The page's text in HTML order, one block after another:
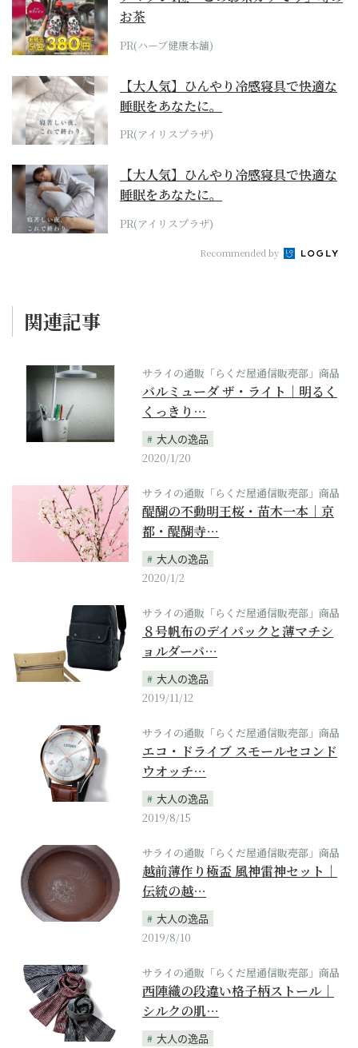
お茶
PR(ハーブ健康本舗)
【大人気】ひんやり冷感寝具で快適な
睡眠をあなたに。
PR(アイリスプラザ)
【大人気】ひんやり冷感寝具で快適な
睡眠をあなたに。
PR(アイリスプラザ)
Recommended by
関連記事
サライの通販「らくだ屋通信販売部」商品
バルミューダ ザ・ライト｜明るく
くっきり…
大人の逸品
2020/1/20
サライの通販「らくだ屋通信販売部」商品
醍醐の不動明王桜・苗木一本｜京
都・醍醐寺…
大人の逸品
2020/1/2
サライの通販「らくだ屋通信販売部」商品
８号帆布のデイパックと薄マチシ
ョルダーバ…
大人の逸品
2019/11/12
サライの通販「らくだ屋通信販売部」商品
エコ・ドライブ スモールセコンド
ウオッチ…
大人の逸品
2019/8/15
サライの通販「らくだ屋通信販売部」商品
越前薄作り極盃 風神雷神セット｜
伝統の越…
大人の逸品
2019/8/10
サライの通販「らくだ屋通信販売部」商品
西陣織の段違い格子柄ストール｜
シルクの肌…
大人の逸品